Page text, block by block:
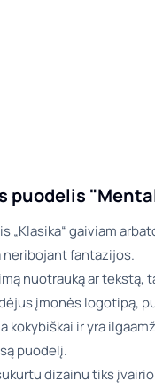
puodelis
„Klasika“ gaiviam
neribojant fantazijos.
nuotrauką ar tekstą,
įmonės logotipą,
kokybiškai ir yra
puodelį.
dizainu tiks